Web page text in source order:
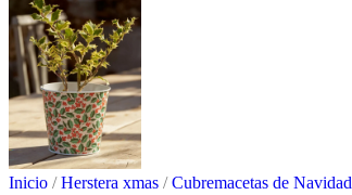
Inicio / Herstera xmas / Cubremacetas de Navidad